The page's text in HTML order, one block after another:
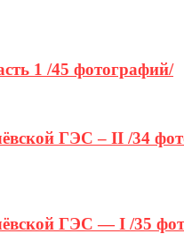
1 /45 фотографий/
ГЭС – II /34
ГЭС — I /35